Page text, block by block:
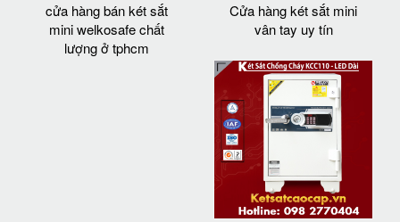
cửa hàng bán két sắt
mini welkosafe chất
lượng ở tphcm
Cửa hàng két sắt mini
vân tay uy tín